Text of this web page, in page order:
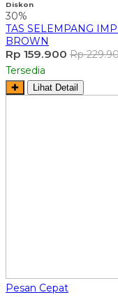
Diskon
30%
TAS SELEMPANG
BROWN
Rp 159.900 Rp
Tersedia
✚ Lihat Detail
Pesan Cepat